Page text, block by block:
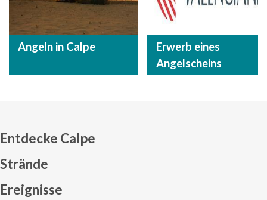
Angeln in Calpe
Erwerb eines
Angelscheins
Entdecke Calpe
Strände
Ereignisse